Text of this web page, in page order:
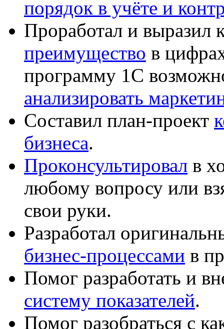
порядок в учёте и
Проработал и выразил
преимущество в
программу 1С
анализировать
Составил план-проект
бизнеса.
Проконсультировал в
любому вопросу или
свои руки.
Разработал
бизнес-процессами в
Помог разработать и
систему показателей.
Помог разобраться с